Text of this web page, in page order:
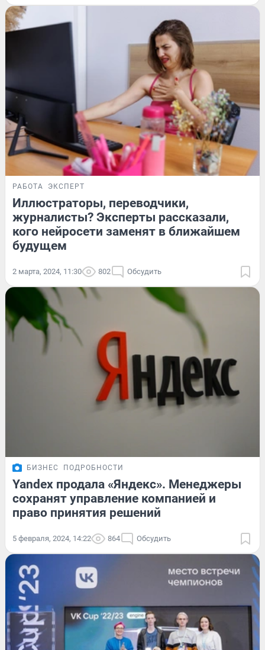
РАБОТА ЭКСПЕРТ
Иллюстраторы, переводчики,
журналисты? Эксперты рассказали,
кого нейросети заменят в ближайшем
будущем
2 марта, 2024, 11:30 802 Обсудить
БИЗНЕС ПОДРОБНОСТИ
Yandex продала «Яндекс». Менеджеры
сохранят управление компанией и
право принятия решений
5 февраля, 2024, 14:22 864 Обсудить